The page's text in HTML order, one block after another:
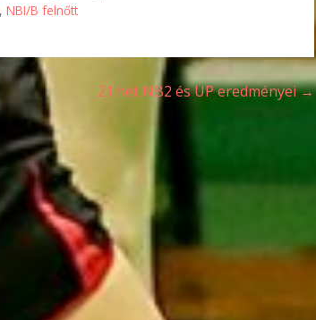
,NBI/B felnőtt
21.hét NB2 és UP eredményei →